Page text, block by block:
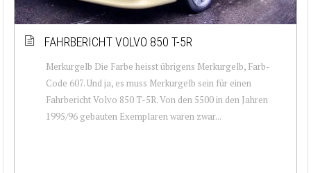
FAHRBERICHT VOLVO 850 T-5R
Merkurgelb Die Farbe heisst übrigens Merkurgelb, Farb-
Code 607. Und ja, es muss Merkurgelb sein für einen
Fahrbericht Volvo 850 T-5R. Von den 5500 in den Jahren
1995/96 gebauten Exemplaren waren zwar...